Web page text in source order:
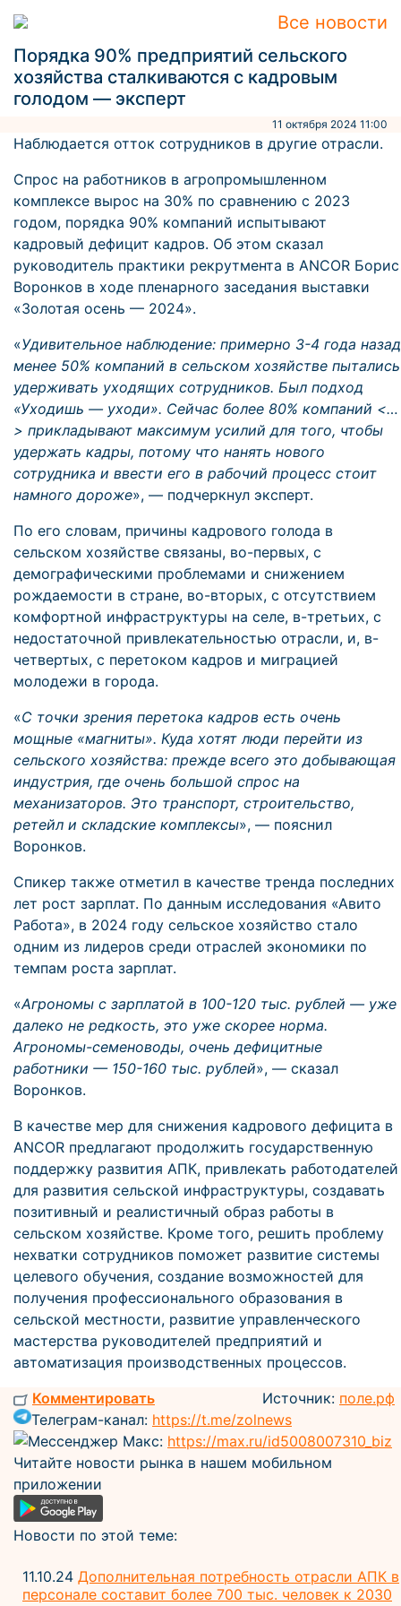
Все новости
Порядка 90% предприятий сельского
хозяйства сталкиваются с кадровым
голодом — эксперт
11 октября 2024 11:00
Наблюдается отток сотрудников в другие отрасли.
Спрос на работников в агропромышленном
комплексе вырос на 30% по сравнению с 2023
годом, порядка 90% компаний испытывают
кадровый дефицит кадров. Об этом сказал
руководитель практики рекрутмента в ANCOR Борис
Воронков в ходе пленарного заседания выставки
«Золотая осень — 2024».
«Удивительное наблюдение: примерно 3-4 года назад
менее 50% компаний в сельском хозяйстве пытались
удерживать уходящих сотрудников. Был подход
«Уходишь — уходи». Сейчас более 80% компаний <…
> прикладывают максимум усилий для того, чтобы
удержать кадры, потому что нанять нового
сотрудника и ввести его в рабочий процесс стоит
намного дороже», — подчеркнул эксперт.
По его словам, причины кадрового голода в
сельском хозяйстве связаны, во-первых, с
демографическими проблемами и снижением
рождаемости в стране, во-вторых, с отсутствием
комфортной инфраструктуры на селе, в-третьих, с
недостаточной привлекательностью отрасли, и, в-
четвертых, с перетоком кадров и миграцией
молодежи в города.
«С точки зрения перетока кадров есть очень
мощные «магниты». Куда хотят люди перейти из
сельского хозяйства: прежде всего это добывающая
индустрия, где очень большой спрос на
механизаторов. Это транспорт, строительство,
ретейл и складские комплексы», — пояснил
Воронков.
Спикер также отметил в качестве тренда последних
лет рост зарплат. По данным исследования «Авито
Работа», в 2024 году сельское хозяйство стало
одним из лидеров среди отраслей экономики по
темпам роста зарплат.
«Агрономы с зарплатой в 100-120 тыс. рублей — уже
далеко не редкость, это уже скорее норма.
Агрономы-семеноводы, очень дефицитные
работники — 150-160 тыс. рублей», — сказал
Воронков.
В качестве мер для снижения кадрового дефицита в
ANCOR предлагают продолжить государственную
поддержку развития АПК, привлекать работодателей
для развития сельской инфраструктуры, создавать
позитивный и реалистичный образ работы в
сельском хозяйстве. Кроме того, решить проблему
нехватки сотрудников поможет развитие системы
целевого обучения, создание возможностей для
получения профессионального образования в
сельской местности, развитие управленческого
мастерства руководителей предприятий и
автоматизация производственных процессов.
Комментировать
Источник: поле.рф
Телеграм-канал: https://t.me/zolnews
Мессенджер Макс: https://max.ru/id5008007310_biz
Читайте новости рынка в нашем мобильном
приложении
Новости по этой теме:
11.10.24 Дополнительная потребность отрасли АПК в
персонале составит более 700 тыс. человек к 2030